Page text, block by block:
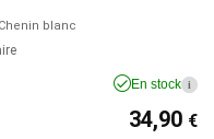
blanc
En stock i
34,90 €